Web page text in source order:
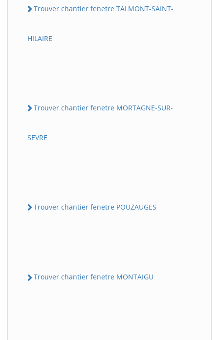
Trouver chantier fenetre TALMONT-SAINT-
HILAIRE
Trouver chantier fenetre MORTAGNE-SUR-
SEVRE
Trouver chantier fenetre POUZAUGES
Trouver chantier fenetre MONTAIGU